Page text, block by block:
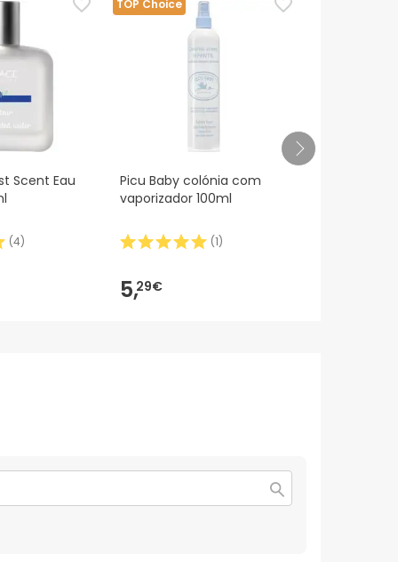
Scent Eau
(4)
TOP Choice
Picu Baby colónia com
vaporizador 100ml
(1)
5,29€